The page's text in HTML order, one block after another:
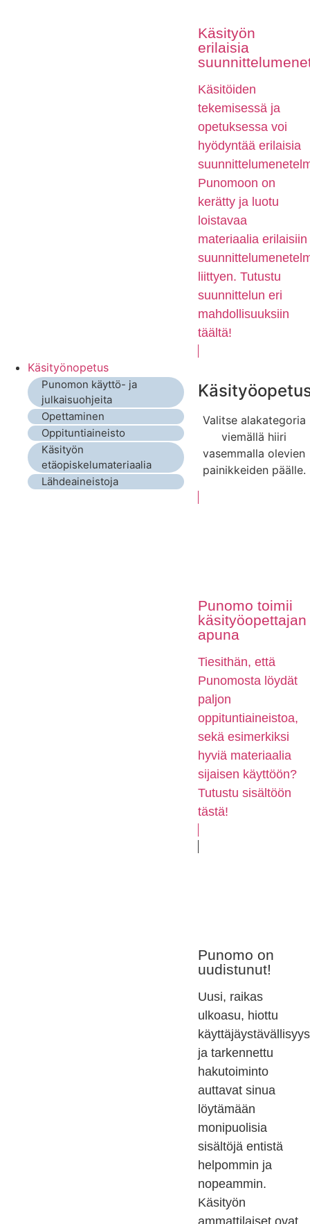
Käsityön
erilaisia
Käsitöiden
tekemisessä ja
opetuksessa voi
hyödyntää erilaisia
Punomoon on
kerätty ja luotu
loistavaa
materiaalia erilaisiin
liittyen. Tutustu
suunnittelun eri
mahdollisuuksiin
täältä!
Käsityönopetus
Punomon käyttö- ja
julkaisuohjeita
Opettaminen
Oppituntiaineisto
Käsityön
etäopiskelumateriaalia
Lähdeaineistoja
Valitse alakategoria
viemällä hiiri
vasemmalla olevien
painikkeiden päälle.
Punomo toimii
käsityöopettajan
apuna
Tiesithän, että
Punomosta löydät
paljon
oppituntiaineistoa,
sekä esimerkiksi
hyviä materiaalia
sijaisen käyttöön?
Tutustu sisältöön
tästä!
Punomo on
uudistunut!
Uusi, raikas
ulkoasu, hiottu
käyttäjäystävällisyys
ja tarkennettu
hakutoiminto
auttavat sinua
löytämään
monipuolisia
sisältöjä entistä
helpommin ja
nopeammin.
Käsityön